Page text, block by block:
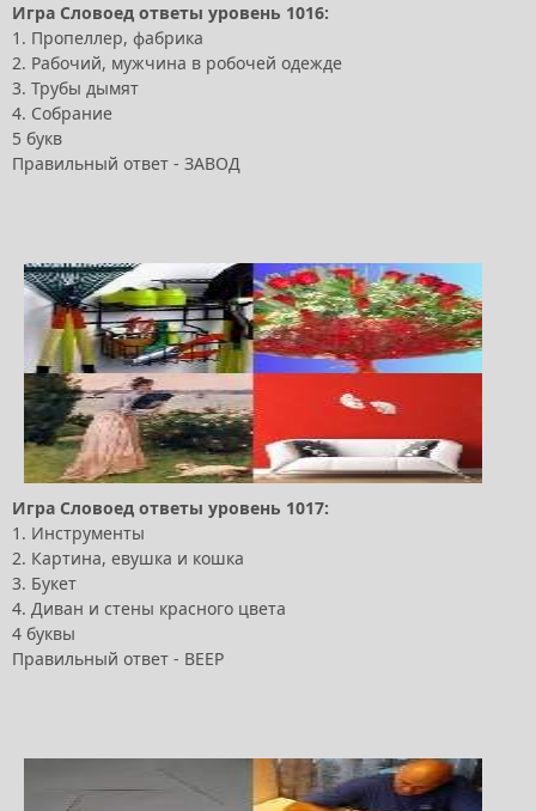
Игра Словоед ответы уровень 1016:
1. Пропеллер, фабрика
2. Рабочий, мужчина в робочей одежде
3. Трубы дымят
4. Собрание
5 букв
Правильный ответ - ЗАВОД
Игра Словоед ответы уровень 1017:
1. Инструменты
2. Картина, евушка и кошка
3. Букет
4. Диван и стены красного цвета
4 буквы
Правильный ответ - ВЕЕР